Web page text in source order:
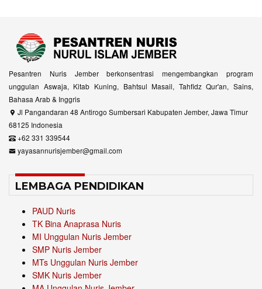
Pesantren Nuris Jember berkonsentrasi mengembangkan program
unggulan Aswaja, Kitab Kuning, Bahtsul Masail, Tahfidz Qur'an, Sains,
Bahasa Arab & Inggris
Jl Pangandaran 48 Antirogo Sumbersari Kabupaten Jember, Jawa Timur
68125 Indonesia
+62 331 339544
yayasannurisjember@gmail.com
LEMBAGA PENDIDIKAN
PAUD Nuris
TK Bina Anaprasa Nuris
MI Unggulan Nuris Jember
SMP Nuris Jember
MTs Unggulan Nuris Jember
SMK Nuris Jember